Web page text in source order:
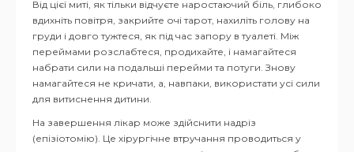
Від цієї миті, як тільки відчуєте наростаючий біль, глибоко
вдихніть повітря, закрийте очі тарот, нахиліть голову на
груди і довго тужтеся, як під час запору в туалеті. Між
переймами розслабтеся, продихайте, і намагайтеся
набрати сили на подальші перейми та потуги. Знову
намагайтеся не кричати, а, навпаки, використати усі сили
для витиснення дитини.
На завершення лікар може здійснити надріз
(епізіотомію). Це хірургічне втручання проводиться у